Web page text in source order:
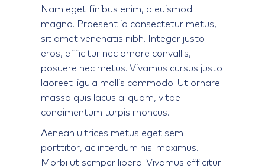
Nam eget finibus enim, a euismod
magna. Praesent id consectetur metus,
sit amet venenatis nibh. Integer justo
eros, efficitur nec ornare convallis,
posuere nec metus. Vivamus cursus justo
laoreet ligula mollis commodo. Ut ornare
massa quis lacus aliquam, vitae
condimentum turpis rhoncus.
Aenean ultrices metus eget sem
porttitor, ac interdum nisi maximus.
Morbi ut semper libero. Vivamus efficitur